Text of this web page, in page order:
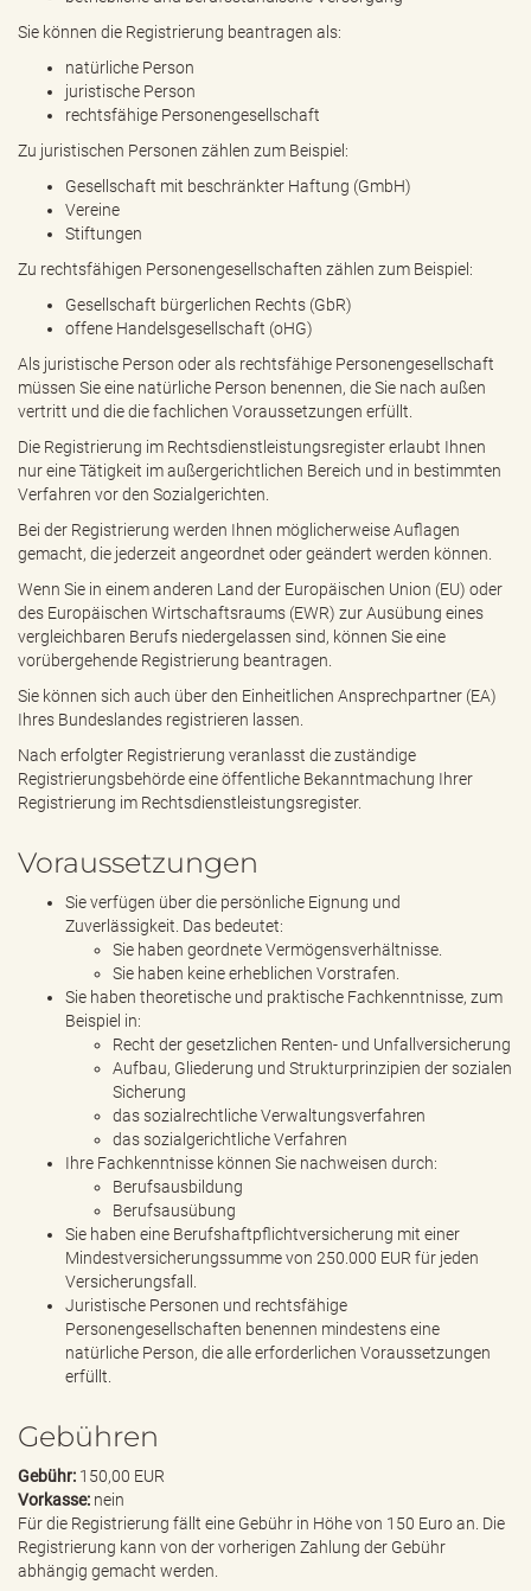
Sie können die Registrierung beantragen als:
natürliche Person
juristische Person
rechtsfähige Personengesellschaft
Zu juristischen Personen zählen zum Beispiel:
Gesellschaft mit beschränkter Haftung (GmbH)
Vereine
Stiftungen
Zu rechtsfähigen Personengesellschaften zählen zum Beispiel:
Gesellschaft bürgerlichen Rechts (GbR)
offene Handelsgesellschaft (oHG)
Als juristische Person oder als rechtsfähige Personengesellschaft
müssen Sie eine natürliche Person benennen, die Sie nach außen
vertritt und die die fachlichen Voraussetzungen erfüllt.
Die Registrierung im Rechtsdienstleistungsregister erlaubt Ihnen
nur eine Tätigkeit im außergerichtlichen Bereich und in bestimmten
Verfahren vor den Sozialgerichten.
Bei der Registrierung werden Ihnen möglicherweise Auflagen
gemacht, die jederzeit angeordnet oder geändert werden können.
Wenn Sie in einem anderen Land der Europäischen Union (EU) oder
des Europäischen Wirtschaftsraums (EWR) zur Ausübung eines
vergleichbaren Berufs niedergelassen sind, können Sie eine
vorübergehende Registrierung beantragen.
Sie können sich auch über den Einheitlichen Ansprechpartner (EA)
Ihres Bundeslandes registrieren lassen.
Nach erfolgter Registrierung veranlasst die zuständige
Registrierungsbehörde eine öffentliche Bekanntmachung Ihrer
Registrierung im Rechtsdienstleistungsregister.
Voraussetzungen
Sie verfügen über die persönliche Eignung und
Zuverlässigkeit. Das bedeutet:
Sie haben geordnete Vermögensverhältnisse.
Sie haben keine erheblichen Vorstrafen.
Sie haben theoretische und praktische Fachkenntnisse, zum
Beispiel in:
Recht der gesetzlichen Renten- und Unfallversicherung
Aufbau, Gliederung und Strukturprinzipien der sozialen
Sicherung
das sozialrechtliche Verwaltungsverfahren
das sozialgerichtliche Verfahren
Ihre Fachkenntnisse können Sie nachweisen durch:
Berufsausbildung
Berufsausübung
Sie haben eine Berufshaftpflichtversicherung mit einer
Mindestversicherungssumme von 250.000 EUR für jeden
Versicherungsfall.
Juristische Personen und rechtsfähige
Personengesellschaften benennen mindestens eine
natürliche Person, die alle erforderlichen Voraussetzungen
erfüllt.
Gebühren
Gebühr: 150,00 EUR
Vorkasse: nein
Für die Registrierung fällt eine Gebühr in Höhe von 150 Euro an. Die
Registrierung kann von der vorherigen Zahlung der Gebühr
abhängig gemacht werden.